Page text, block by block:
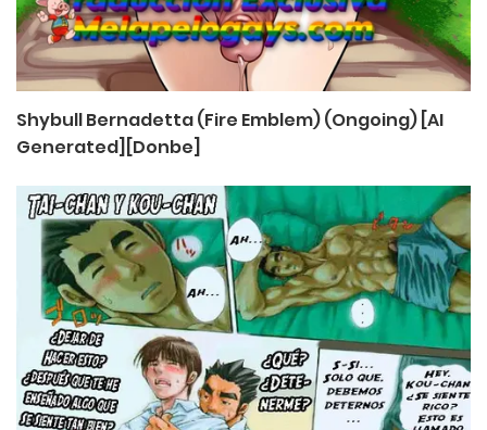
Shybull Bernadetta (Fire Emblem) (Ongoing) [AI
Generated][Donbe]